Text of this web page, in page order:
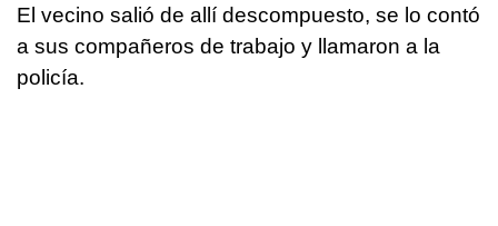
El vecino salió de allí descompuesto, se lo contó
a sus compañeros de trabajo y llamaron a la
policía.